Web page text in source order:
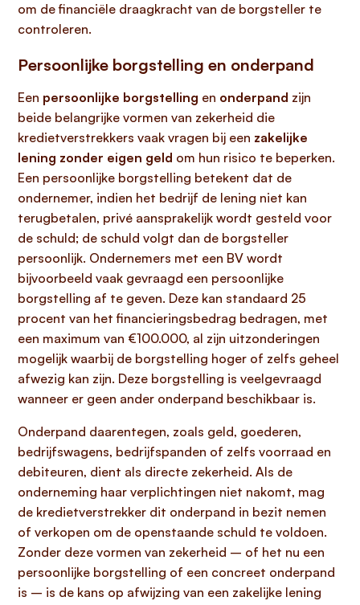
om de financiële draagkracht van de borgsteller te
controleren.
Persoonlijke borgstelling en onderpand
Een persoonlijke borgstelling en onderpand zijn
beide belangrijke vormen van zekerheid die
kredietverstrekkers vaak vragen bij een zakelijke
lening zonder eigen geld om hun risico te beperken.
Een persoonlijke borgstelling betekent dat de
ondernemer, indien het bedrijf de lening niet kan
terugbetalen, privé aansprakelijk wordt gesteld voor
de schuld; de schuld volgt dan de borgsteller
persoonlijk. Ondernemers met een BV wordt
bijvoorbeeld vaak gevraagd een persoonlijke
borgstelling af te geven. Deze kan standaard 25
procent van het financieringsbedrag bedragen, met
een maximum van €100.000, al zijn uitzonderingen
mogelijk waarbij de borgstelling hoger of zelfs geheel
afwezig kan zijn. Deze borgstelling is veelgevraagd
wanneer er geen ander onderpand beschikbaar is.
Onderpand daarentegen, zoals geld, goederen,
bedrijfswagens, bedrijfspanden of zelfs voorraad en
debiteuren, dient als directe zekerheid. Als de
onderneming haar verplichtingen niet nakomt, mag
de kredietverstrekker dit onderpand in bezit nemen
of verkopen om de openstaande schuld te voldoen.
Zonder deze vormen van zekerheid – of het nu een
persoonlijke borgstelling of een concreet onderpand
is – is de kans op afwijzing van een zakelijke lening